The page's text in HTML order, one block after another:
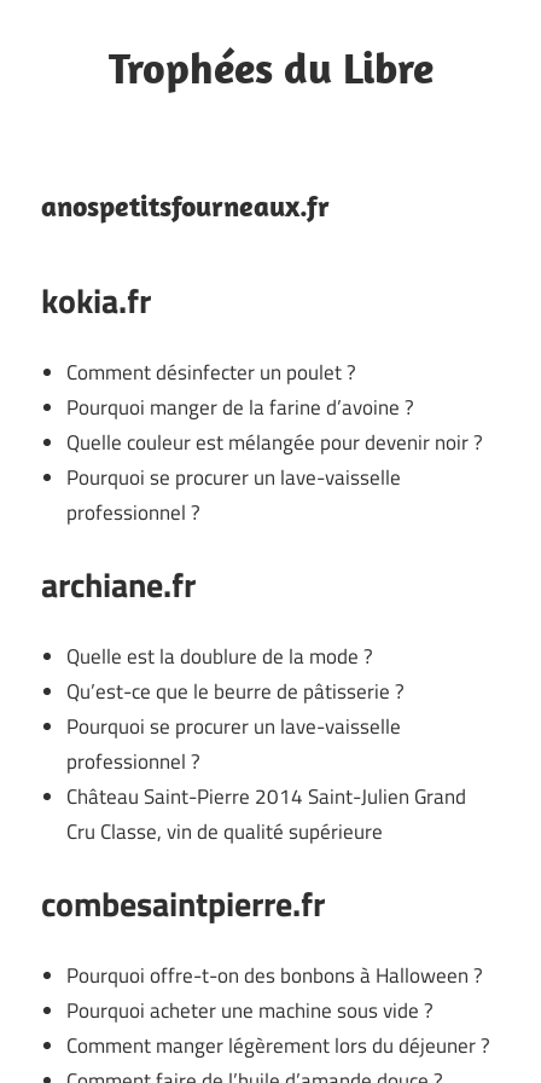
Trophées du Libre
anospetitsfourneaux.fr
kokia.fr
Comment désinfecter un poulet ?
Pourquoi manger de la farine d’avoine ?
Quelle couleur est mélangée pour devenir noir ?
Pourquoi se procurer un lave-vaisselle
professionnel ?
archiane.fr
Quelle est la doublure de la mode ?
Qu’est-ce que le beurre de pâtisserie ?
Pourquoi se procurer un lave-vaisselle
professionnel ?
Château Saint-Pierre 2014 Saint-Julien Grand
Cru Classe, vin de qualité supérieure
combesaintpierre.fr
Pourquoi offre-t-on des bonbons à Halloween ?
Pourquoi acheter une machine sous vide ?
Comment manger légèrement lors du déjeuner ?